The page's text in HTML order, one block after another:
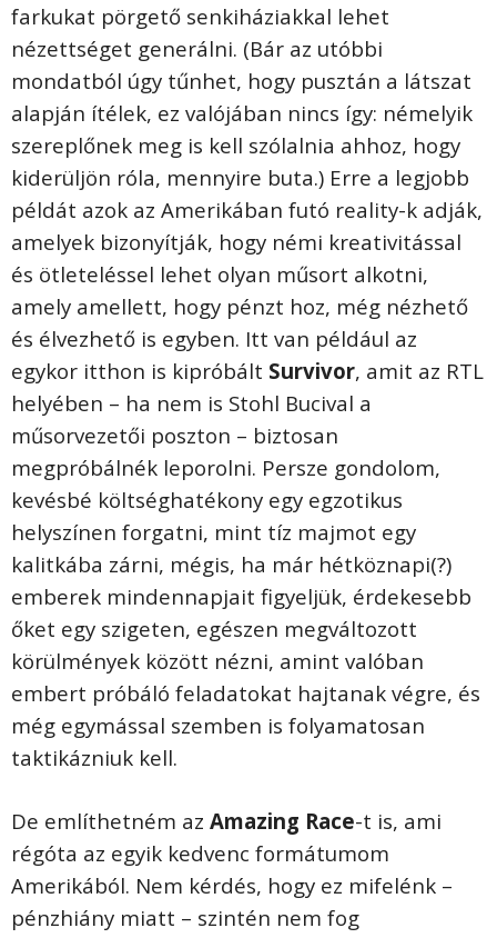
farkukat pörgető senkiháziakkal lehet
nézettséget generálni. (Bár az utóbbi
mondatból úgy tűnhet, hogy pusztán a látszat
alapján ítélek, ez valójában nincs így: némelyik
szereplőnek meg is kell szólalnia ahhoz, hogy
kiderüljön róla, mennyire buta.) Erre a legjobb
példát azok az Amerikában futó reality-k adják,
amelyek bizonyítják, hogy némi kreativitással
és ötleteléssel lehet olyan műsort alkotni,
amely amellett, hogy pénzt hoz, még nézhető
és élvezhető is egyben. Itt van például az
egykor itthon is kipróbált Survivor, amit az RTL
helyében – ha nem is Stohl Bucival a
műsorvezetői poszton – biztosan
megpróbálnék leporolni. Persze gondolom,
kevésbé költséghatékony egy egzotikus
helyszínen forgatni, mint tíz majmot egy
kalitkába zárni, mégis, ha már hétköznapi(?)
emberek mindennapjait figyeljük, érdekesebb
őket egy szigeten, egészen megváltozott
körülmények között nézni, amint valóban
embert próbáló feladatokat hajtanak végre, és
még egymással szemben is folyamatosan
taktikázniuk kell.
De említhetném az Amazing Race-t is, ami
régóta az egyik kedvenc formátumom
Amerikából. Nem kérdés, hogy ez mifelénk –
pénzhiány miatt – szintén nem fog